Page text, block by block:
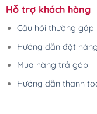
Hỗ trợ khách hàng
Câu hỏi thường gặp
Hướng dẫn đặt hàng
Mua hàng trả góp
Hướng dẫn thanh